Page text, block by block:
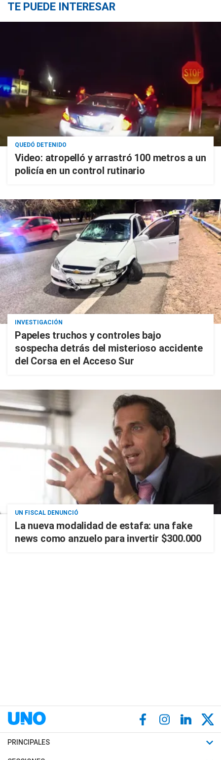
TE PUEDE INTERESAR
QUEDÓ DETENIDO
Video: atropelló y arrastró 100 metros a un
policía en un control rutinario
INVESTIGACIÓN
Papeles truchos y controles bajo
sospecha detrás del misterioso accidente
del Corsa en el Acceso Sur
UN FISCAL DENUNCIÓ
La nueva modalidad de estafa: una fake
news como anzuelo para invertir $300.000
PRINCIPALES